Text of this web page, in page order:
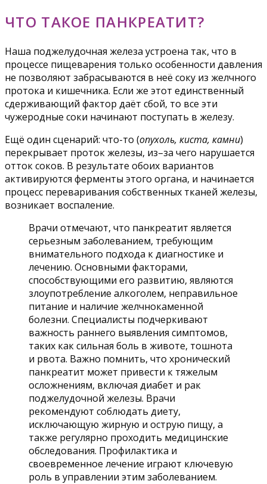
ЧТО ТАКОЕ ПАНКРЕАТИТ?
Наша поджелудочная железа устроена так, что в
процессе пищеварения только особенности давления
не позволяют забрасываются в неё соку из желчного
протока и кишечника. Если же этот единственный
сдерживающий фактор даёт сбой, то все эти
чужеродные соки начинают поступать в железу.
Ещё один сценарий: что-то (опухоль, киста, камни)
перекрывает проток железы, из–за чего нарушается
отток соков. В результате обоих вариантов
активируются ферменты этого органа, и начинается
процесс переваривания собственных тканей железы,
возникает воспаление.
Врачи отмечают, что панкреатит является
серьезным заболеванием, требующим
внимательного подхода к диагностике и
лечению. Основными факторами,
способствующими его развитию, являются
злоупотребление алкоголем, неправильное
питание и наличие желчнокаменной
болезни. Специалисты подчеркивают
важность раннего выявления симптомов,
таких как сильная боль в животе, тошнота
и рвота. Важно помнить, что хронический
панкреатит может привести к тяжелым
осложнениям, включая диабет и рак
поджелудочной железы. Врачи
рекомендуют соблюдать диету,
исключающую жирную и острую пищу, а
также регулярно проходить медицинские
обследования. Профилактика и
своевременное лечение играют ключевую
роль в управлении этим заболеванием.